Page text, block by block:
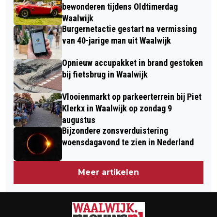
OP REGIOTEAMbewonderen tijdens Oldtimerdag
Waalwijk
Burgernetactie gestart na vermissing
van 40-jarige man uit Waalwijk
Opnieuw accupakket in brand gestoken
bij fietsbrug in Waalwijk
Vlooienmarkt op parkeerterrein bij Piet
Klerkx in Waalwijk op zondag 9
augustus
Bijzondere zonsverduistering
woensdagavond te zien in Nederland
Meer artikelen